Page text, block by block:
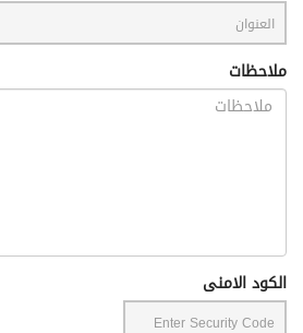
ملاحظات
الكود الامنى